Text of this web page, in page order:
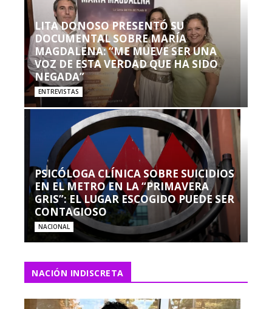
LITA DONOSO PRESENTÓ SU
DOCUMENTAL SOBRE MARÍA
MAGDALENA: “ME MUEVE SER UNA
VOZ DE ESTA VERDAD QUE HA SIDO
NEGADA”
ENTREVISTAS
PSICÓLOGA CLÍNICA SOBRE SUICIDIOS
EN EL METRO EN LA “PRIMAVERA
GRIS”: EL LUGAR ESCOGIDO PUEDE SER
CONTAGIOSO
NACIONAL
NACIÓN INDISCRETA